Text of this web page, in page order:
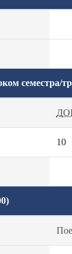
семестра/
10